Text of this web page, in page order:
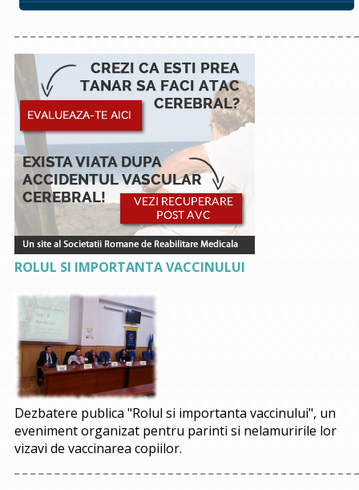
ROLUL SI IMPORTANTA VACCINULUI
Dezbatere publica "Rolul si importanta vaccinului", un
eveniment organizat pentru parinti si nelamuririle lor
vizavi de vaccinarea copiilor.